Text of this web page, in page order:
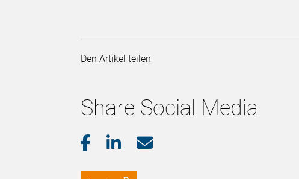
Den Artikel teilen
Share Social Media